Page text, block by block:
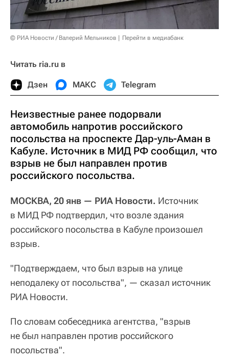
© РИА Новости / Валерий Мельников Перейти в медиабанк
Читать ria.ru в
Дзен МАКС Telegram
Неизвестные ранее подорвали
автомобиль напротив российского
посольства на проспекте Дар-уль-Аман в
Кабуле. Источник в МИД РФ сообщил, что
взрыв не был направлен против
российского посольства.
МОСКВА, 20 янв — РИА Новости. Источник
в МИД РФ подтвердил, что возле здания
российского посольства в Кабуле произошел
взрыв.
"Подтверждаем, что был взрыв на улице
неподалеку от посольства", — сказал источник
РИА Новости.
По словам собеседника агентства, "взрыв
не был направлен против российского
посольства".